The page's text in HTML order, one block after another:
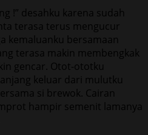
!” desahku karena sudah
terasa terus mengucur
kemaluanku bersamaan
terasa makin membengkak
gencar. Otot-ototku
keluar dari mulutku
si brewok. Cairan
hampir semenit lamanya